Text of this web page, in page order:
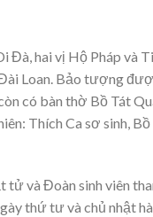
hai vị Hộ Pháp và
Loan. Bảo tượng
có bàn thờ Bồ Tát
Thích Ca sơ sinh,
tử và Đoàn sinh viên
thứ tư và chủ nhật